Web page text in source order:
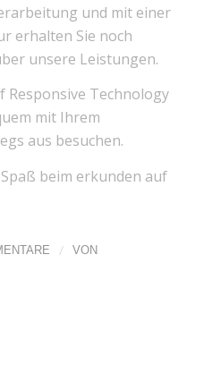
und mit einer
erhalten Sie noch
unsere Leistungen.
Responsive Technology
mit Ihrem
aus besuchen.
beim erkunden auf
/
VON